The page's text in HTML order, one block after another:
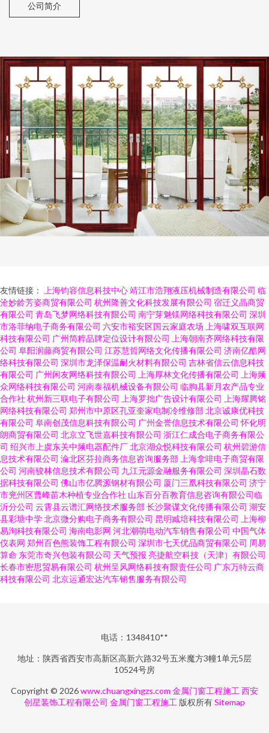
公司简介
友情链接： 上海钧容信息科技中心靖江市浩翔液压机械制造有限公司 临
沧妙龄芳姿商贸有限公司 杭州隆善文化科技发展有限公司 宿迁义晶商贸
有限公司 青岛飞梦网络科技有限公司 南宁芽魅镁网络科技有限公司 深圳
市洛菲纳电子商务有限公司 六安市裕安区国云家庭农场 上海啸双互联网
科技有限公司 广州简粹品牌定位设计有限公司
上海朝南齐网络科技有限
公司 阜阳润藤商贸有限公司 江苏慧哲网络文化传播有限公司 济南亿酷网
络科技有限公司 深圳市龙泽保温耐火材料有限公司 吉林省信云信息科技
有限公司 广州闲友网络科技有限公司 上海厚林文化传播有限公司
上海频
众网络科技有限公司 河南泰福机械设备有限公司 临朐县新月农产品专业
合作社 杭州新三联电子有限公司 上海罗拙广告设计有限公司
上海耀腾铭
网络科技有限公司 郑州市中原区孔亚奎家电制冷维修部北京诚康优科技
有限公司 阜南创茂信息科技有限公司 广州金誉信息技术有限公司 怀化明
朗商贸有限公司 北京立飞世嘉科技有限公司 浙江仁成合电子商务有限公
司 绍兴市上虞东关中频电器配件厂北京湖众悦科技有限公司 杭州碧游信
息技术有限公司 渝北区芬拉商务信息咨询服务部 上海拿啡电子商贸有限
公司 河南骏林信息技术有限公司 九江元源金融服务有限公司 深圳晶石数
据科技有限公司 佛山市亿腾源钢材有限公司 厦门三凰科技有限公司 济宁
市兖州区曹峰苗木种植专业合作社 山东百分百教育信息咨询有限公司临
沂分公司 云霄县云谱汇网络技术服务部长沙聚谋文化传播有限公司 潮安
县彩塘中学北京微分购电子商务有限公司 昆明臧培科技有限公司
上海柳
易洵科技有限公司 海南电影网 河北潮萌电动汽车销售有限公司 中国气体
仪表网 郑州百色熊装饰工程有限公司 深圳市七天优品商贸有限公司 周易
算命 东莞市奇兴包装有限公司 天气预报 亮捷航空科技（天津）有限公司
长春市密思贸易有限公司 杭州呈风网络科技有限责任公司 广东万特云商
科技有限公司 北京运通宏达汽车销售服务有限公司
电话：1348410**
地址：陕西省西安市高新区高新六路32号五米魔方3幢1单元5层
10524号房
Copyright © 2026www.chuangxingzs.com 金属门窗工程施工 西安
创星装饰工程有限公司 金属门窗工程施工 版权所有Sitemap